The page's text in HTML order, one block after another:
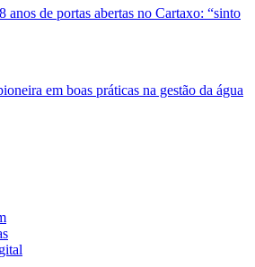
anos de portas abertas no Cartaxo: “sinto
em boas práticas na gestão da água